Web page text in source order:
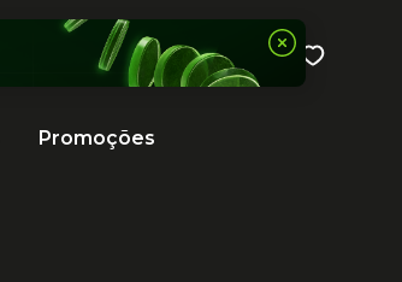
Promoções